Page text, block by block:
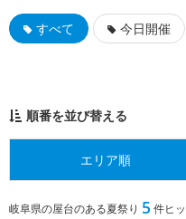
すべて 今日開催
順番を並び替える
エリア順
岐阜県の屋台のある夏祭り 5 件ヒ